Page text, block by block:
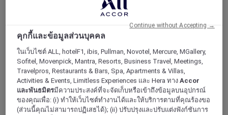
Mercure Lyon Genas Eurexpo hotel
With its 78 rooms and 6 suites with private balcony or terrace,
the Mercure Lyon Genas Eurexpo hotel has everything you
need. Nestled in a lush setting, enjoy the swimming pool and
fitness room. Our three fully equipped lounges full of natural
light are p erfect for seminars, cocktail parties and business
meals. At our COTE restaurant, our chef offers elegant
seasonal cuisine served in a modern, cozy setting with a
summer terrace and bar lounge.
คุกกี้และข้อมูลส่วนบุคคล
ในเว็บไซต์ ALL, hotelF1, ibis, Pullman, Novotel, Mercure, MGallery,
Sofitel, Movenpick, Mantra, Resorts, Business Travel, Meetings,
Travelpros, Restaurants & Bars, Spa, Apartments & Villas,
Activities & Events, Limitless Experiences และ Hera ทางAccor
และพันธมิตรมีความประสงค์ที่จะจัดเก็บหรือเข้าถึงข้อมูลบนอุปกรณ์
ของคุณเพื่อ: (i) ทำให้เว็บไซต์ทำงานได้และให้บริการตามที่คุณร้องขอ
(ส่วนนี้คุณไม่สามารถปฏิเสธได้); (ii) ปรับปรุงและปรับแต่งฟังก์ชันการ
Continue without Accepting →